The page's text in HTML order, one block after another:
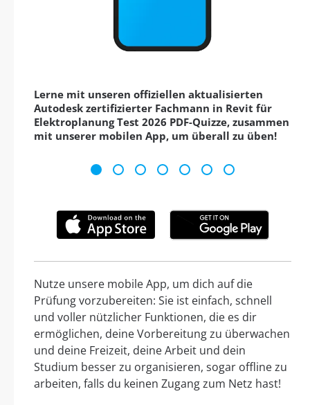
Lerne mit unseren offiziellen aktualisierten
Autodesk zertifizierter Fachmann in Revit für
Elektroplanung Test 2026 PDF-Quizze, zusammen
mit unserer mobilen App, um überall zu üben!
Nutze unsere mobile App, um dich auf die
Prüfung vorzubereiten: Sie ist einfach, schnell
und voller nützlicher Funktionen, die es dir
ermöglichen, deine Vorbereitung zu überwachen
und deine Freizeit, deine Arbeit und dein
Studium besser zu organisieren, sogar offline zu
arbeiten, falls du keinen Zugang zum Netz hast!